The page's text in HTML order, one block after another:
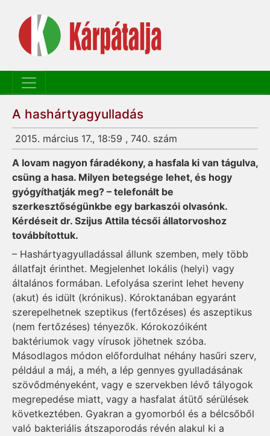
A hashártyagyulladás
2015. március 17., 18:59 , 740. szám
A lovam nagyon fáradékony, a hasfala ki van tágulva,
csüng a hasa. Milyen betegsége lehet, és hogy
gyógyíthatják meg? – telefonált be
szerkesztőségünkbe egy barkaszói olvasónk.
Kérdéseit dr. Szijus Attila técsői állatorvoshoz
továbbítottuk.
– Hashártyagyulladással állunk szemben, mely több
állatfajt érinthet. Megjelenhet lokális (helyi) vagy
általános formában. Lefolyása szerint lehet heveny
(akut) és idült (krónikus). Kóroktanában egyaránt
szerepelhetnek szeptikus (fertőzéses) és aszeptikus
(nem fertőzéses) tényezők. Kórokozóiként
baktériumok vagy vírusok jöhetnek szóba.
Másodlagos módon előfordulhat néhány hasűri szerv,
például a máj, a méh, a lép gennyes gyulladásának
szövődményeként, vagy e szervekben lévő tályogok
megrepedése miatt, vagy a hasfalat átütő sérülések
következtében. Gyakran a gyomorból és a bélcsőből
való bakteriális átszaporodás révén alakul ki a